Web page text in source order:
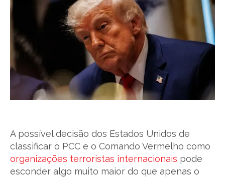
A possível decisão dos Estados Unidos de
classificar o PCC e o Comando Vermelho como
organizações terroristas internacionais pode
esconder algo muito maior do que apenas o